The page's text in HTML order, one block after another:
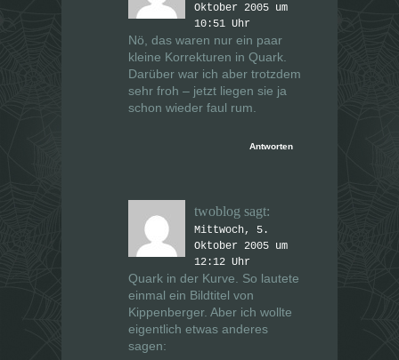
Oktober 2005 um
10:51 Uhr
Nö, das waren nur ein paar
kleine Korrekturen in Quark.
Darüber war ich aber trotzdem
sehr froh – jetzt liegen sie ja
schon wieder faul rum.
Antworten
twoblog sagt:
Mittwoch, 5.
Oktober 2005 um
12:12 Uhr
Quark in der Kurve. So lautete
einmal ein Bildtitel von
Kippenberger. Aber ich wollte
eigentlich etwas anderes
sagen: